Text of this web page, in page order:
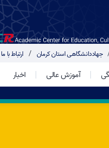
جهاددانشگاهی استان کرمان ارتباط با ما
آموزش عالی اخبار